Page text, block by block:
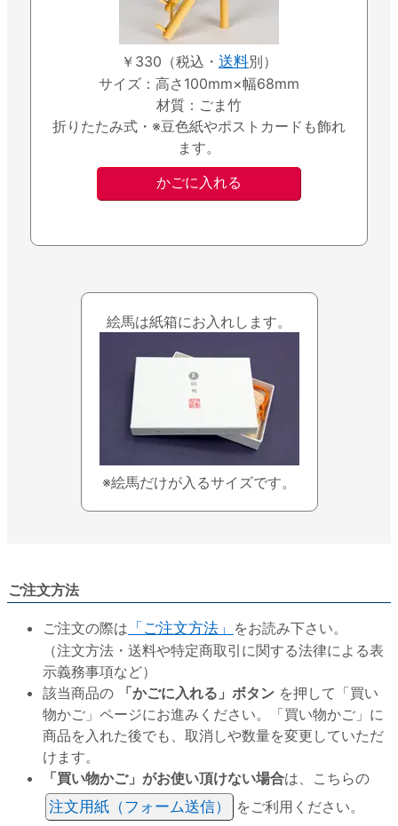
￥330（税込・ 送料別）
サイズ：高さ100mm×幅68mm
材質：ごま竹
折りたたみ式・※豆色紙やポストカードも飾れ
ます。
絵馬は紙箱にお入れします。
※絵馬だけが入るサイズです。
ご注文方法
ご注文の際は 「ご注文方法」 をお読み下さい。
（注文方法・送料や特定商取引に関する法律による表
示義務事項など）
該当商品の
「かごに入れる」ボタン を押して「買い
物かご」ページにお進みください。「買い物かご」に
商品を入れた後でも、取消しや数量を変更していただ
けます。
「買い物かご」がお使い頂けない場合は、こちらの
注文用紙（フォーム送信）
をご利用ください。